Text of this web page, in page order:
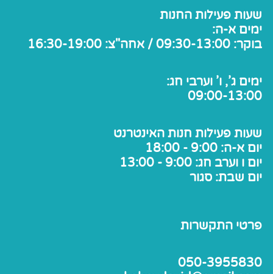
שעות פעילות החנות
ימים א-ה:
בוקר: 09:30-13:00 / אחה"צ: 16:30-19:00
ימים ג', ו' וערבי חג:
09:00-13:00
שעות פעילות חנות האינטרנט
יום א-ה: 9:00 - 18:00
יום ו וערב חג: 9:00 - 13:00
יום שבת: סגור
פרטי התקשרות
050-3955830